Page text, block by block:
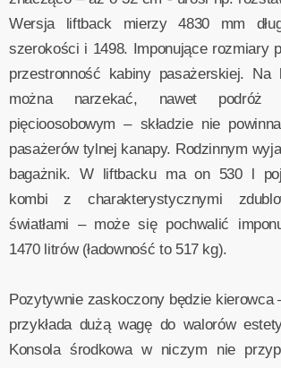
Wersja liftback mierzy 4830 mm
szerokości i 1498. Imponujące rozmiary
przestronność kabiny pasażerskiej. Na
można narzekać, nawet
pięcioosobowym – składzie nie
pasażerów tylnej kanapy. Rodzinnym
bagażnik. W liftbacku ma on 530 l
kombi z charakterystycznymi
światłami – może się pochwalić
1470 litrów (ładowność to 517 kg).
Pozytywnie zaskoczony będzie kierowca
przykłada dużą wagę do walorów
Konsola środkowa w niczym nie